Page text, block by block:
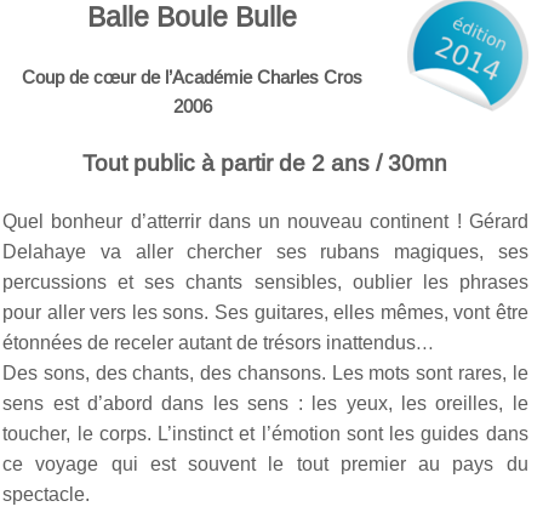
Balle Boule Bulle
Coup de cœur de l’Académie Charles Cros
2006
Tout public à partir de 2 ans / 30mn
Quel bonheur d’atterrir dans un nouveau continent ! Gérard
Delahaye va aller chercher ses rubans magiques, ses
percussions et ses chants sensibles, oublier les phrases
pour aller vers les sons. Ses guitares, elles mêmes, vont être
étonnées de receler autant de trésors inattendus…
Des sons, des chants, des chansons. Les mots sont rares, le
sens est d’abord dans les sens : les yeux, les oreilles, le
toucher, le corps. L’instinct et l’émotion sont les guides dans
ce voyage qui est souvent le tout premier au pays du
spectacle.